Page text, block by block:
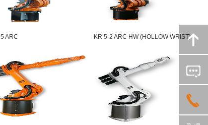
ARC KR 5-2 ARC HW (HOLLOW WRIST)